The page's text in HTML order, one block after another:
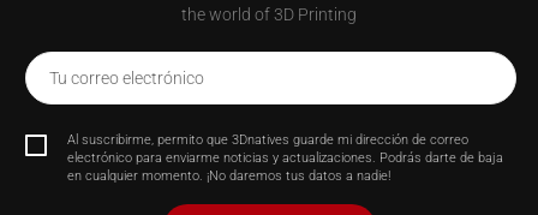
the world of 3D Printing
Tu correo electrónico
Al suscribirme, permito que 3Dnatives guarde mi dirección de correo
electrónico para enviarme noticias y actualizaciones. Podrás darte de baja
en cualquier momento. ¡No daremos tus datos a nadie!